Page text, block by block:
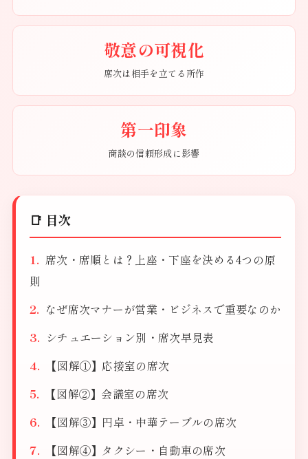
敬意の可視化
席次は相手を立てる所作
第一印象
商談の信頼形成に影響
📑 目次
席次・席順とは？上座・下座を決める4つの原
則
なぜ席次マナーが営業・ビジネスで重要なのか
シチュエーション別・席次早見表
【図解①】応接室の席次
【図解②】会議室の席次
【図解③】円卓・中華テーブルの席次
【図解④】タクシー・自動車の席次